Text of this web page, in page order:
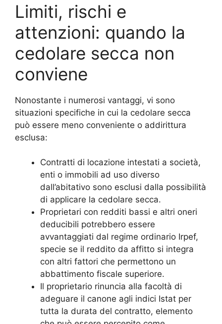
Limiti, rischi e
attenzioni: quando la
cedolare secca non
conviene
Nonostante i numerosi vantaggi, vi sono
situazioni specifiche in cui la cedolare secca
può essere meno conveniente o addirittura
esclusa:
Contratti di locazione intestati a società,
enti o immobili ad uso diverso
dall’abitativo sono esclusi dalla possibilità
di applicare la cedolare secca.
Proprietari con redditi bassi e altri oneri
deducibili potrebbero essere
avvantaggiati dal regime ordinario Irpef,
specie se il reddito da affitto si integra
con altri fattori che permettono un
abbattimento fiscale superiore.
Il proprietario rinuncia alla facoltà di
adeguare il canone agli indici Istat per
tutta la durata del contratto, elemento